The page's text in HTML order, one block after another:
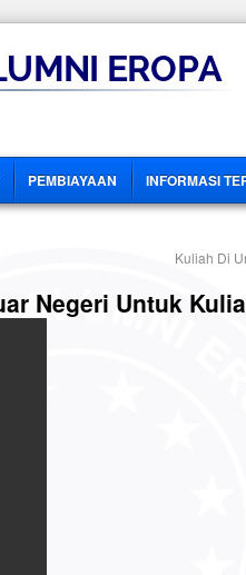
PEMBIAYAAN INFORMASI
Kuliah Di
Negeri Untuk